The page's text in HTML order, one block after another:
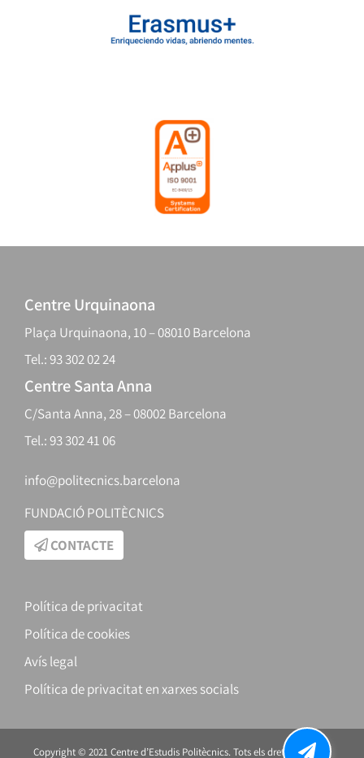
Centre Urquinaona
Plaça Urquinaona, 10 – 08010 Barcelona
Tel.: 93 302 02 24
Centre Santa Anna
C/Santa Anna, 28 – 08002 Barcelona
Tel.: 93 302 41 06
info@politecnics.barcelona
FUNDACIÓ POLITÈCNICS
CONTACTE
Política de privacitat
Política de cookies
Avís legal
Política de privacitat en xarxes socials
Copyright © 2021 Centre d’Estudis Politècnics. Tots els drets reservats.